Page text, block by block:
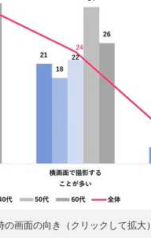
画面の向き（クリックして拡大）